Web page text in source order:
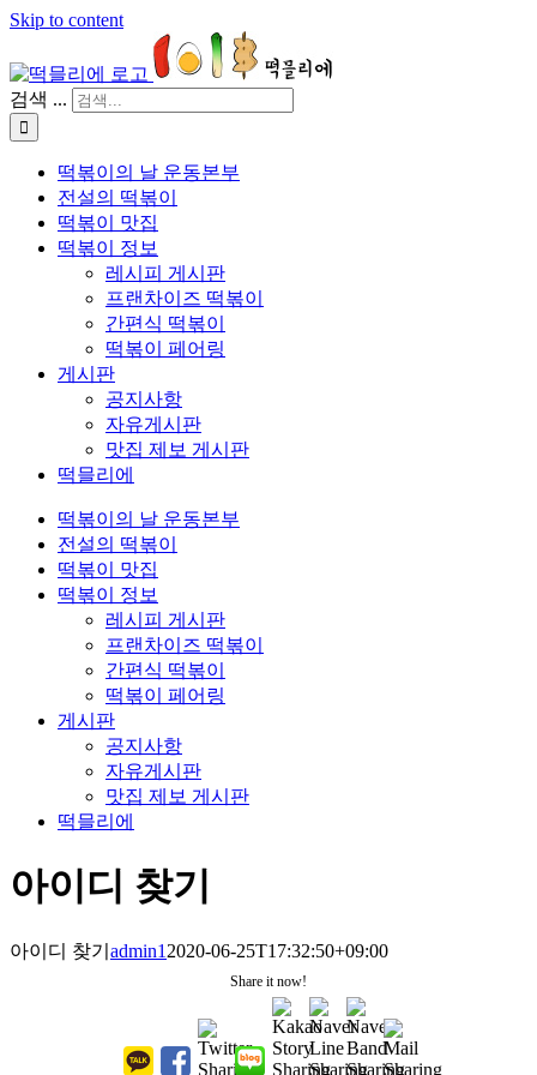
Skip to content
검색 ...
떡볶이의 날 운동본부
전설의 떡볶이
떡볶이 맛집
떡볶이 정보
레시피 게시판
프랜차이즈 떡볶이
간편식 떡볶이
떡볶이 페어링
게시판
공지사항
자유게시판
맛집 제보 게시판
떡믈리에
떡볶이의 날 운동본부
전설의 떡볶이
떡볶이 맛집
떡볶이 정보
레시피 게시판
프랜차이즈 떡볶이
간편식 떡볶이
떡볶이 페어링
게시판
공지사항
자유게시판
맛집 제보 게시판
떡믈리에
아이디 찾기
아이디 찾기 admin1 2020-06-25T17:32:50+09:00
Share it now!